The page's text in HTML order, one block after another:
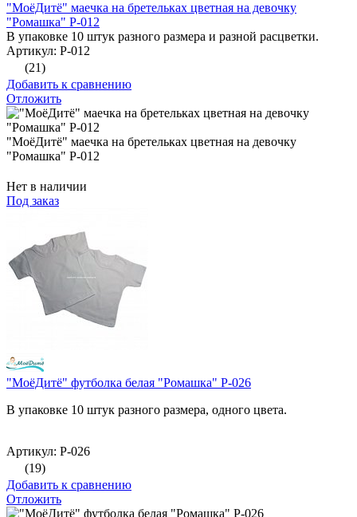
"МоёДитё" маечка на бретельках цветная на девочку
"Ромашка" Р-012
В упаковке 10 штук разного размера и разной расцветки.
Артикул: Р-012
(21)
Добавить к сравнению
Отложить
"МоёДитё" маечка на бретельках цветная на девочку
"Ромашка" Р-012
Нет в наличии
Под заказ
"МоёДитё" футболка белая "Ромашка" Р-026
В упаковке 10 штук разного размера, одного цвета.
Артикул: Р-026
(19)
Добавить к сравнению
Отложить